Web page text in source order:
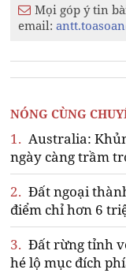
Mọi góp ý tin
email:
NÓNG CÙNG
1. Australia:
ngày càng trầm
2. Đất ngoại
điểm chỉ hơn 6
3. Đất rừng tỉnh
hé lộ mục đích